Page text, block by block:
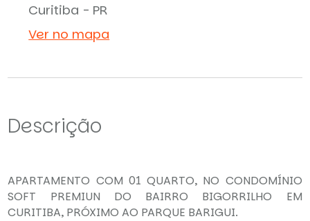
Curitiba - PR
Ver no mapa
Descrição
APARTAMENTO COM 01 QUARTO, NO CONDOMÍNIO
SOFT PREMIUN DO BAIRRO BIGORRILHO EM
CURITIBA, PRÓXIMO AO PARQUE BARIGUI.